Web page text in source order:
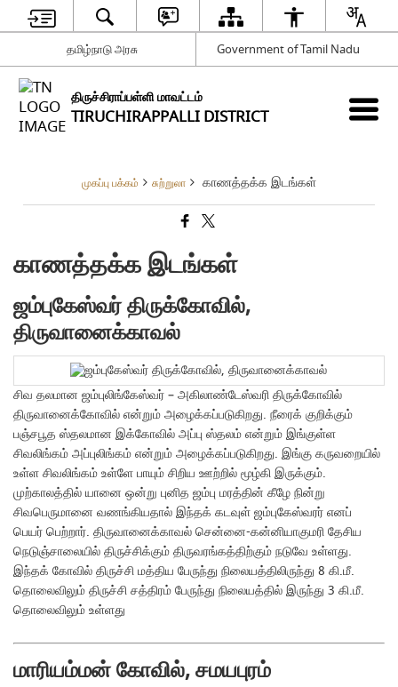
தமிழ்நாடு அரசு Government of Tamil Nadu
திருச்சிராப்பள்ளி மாவட்டம்
TIRUCHIRAPPALLI DISTRICT
முகப்பு பக்கம் சுற்றுலா காணத்தக்க இடங்கள்
காணத்தக்க இடங்கள்
ஜம்புகேஸ்வர் திருக்கோவில்,
திருவானைக்காவல்
சிவ தலமான ஜம்புலிங்கேஸ்வர் – அகிலாண்டேஸ்வரி திருக்கோவில்
திருவானைக்கோவில் என்றும் அழைக்கப்படுகிறது. நீரைக் குறிக்கும்
பஞ்சபூத ஸ்தலமான இக்கோவில் அப்பு ஸ்தலம் என்றும் இங்குள்ள
சிவலிங்கம் அப்புலிங்கம் என்றும் அழைக்கப்படுகிறது. இங்கு கருவறையில்
உள்ள சிவலிங்கம் உள்ளே பாயும் சிறிய ஊற்றில் மூழ்கி இருக்கும்.
முற்காலத்தில் யானை ஒன்று புனித ஜம்பு மரத்தின் கீழே நின்று
சிவபெருமானை வணங்கியதால் இந்தக் கடவுள் ஜம்புகேஸ்வரர் எனப்
பெயர் பெற்றார். திருவானைக்காவல் சென்னை-கன்னியாகுமரி தேசிய
நெடுஞ்சாலையில் திருச்சிக்கும் திருவரங்கத்திற்கும் நடுவே உள்ளது.
இந்தக் கோவில் திருச்சி மத்திய பேருந்து நிலையத்திலிருந்து 8 கி.மீ.
தொலைவிலும் திருச்சி சத்திரம் பேருந்து நிலையத்தில் இருந்து 3 கி.மீ.
தொலைவிலும் உள்ளது
மாரியம்மன் கோவில், சமயபுரம்